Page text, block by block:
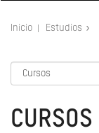
Inicio Estudios
CURSOS